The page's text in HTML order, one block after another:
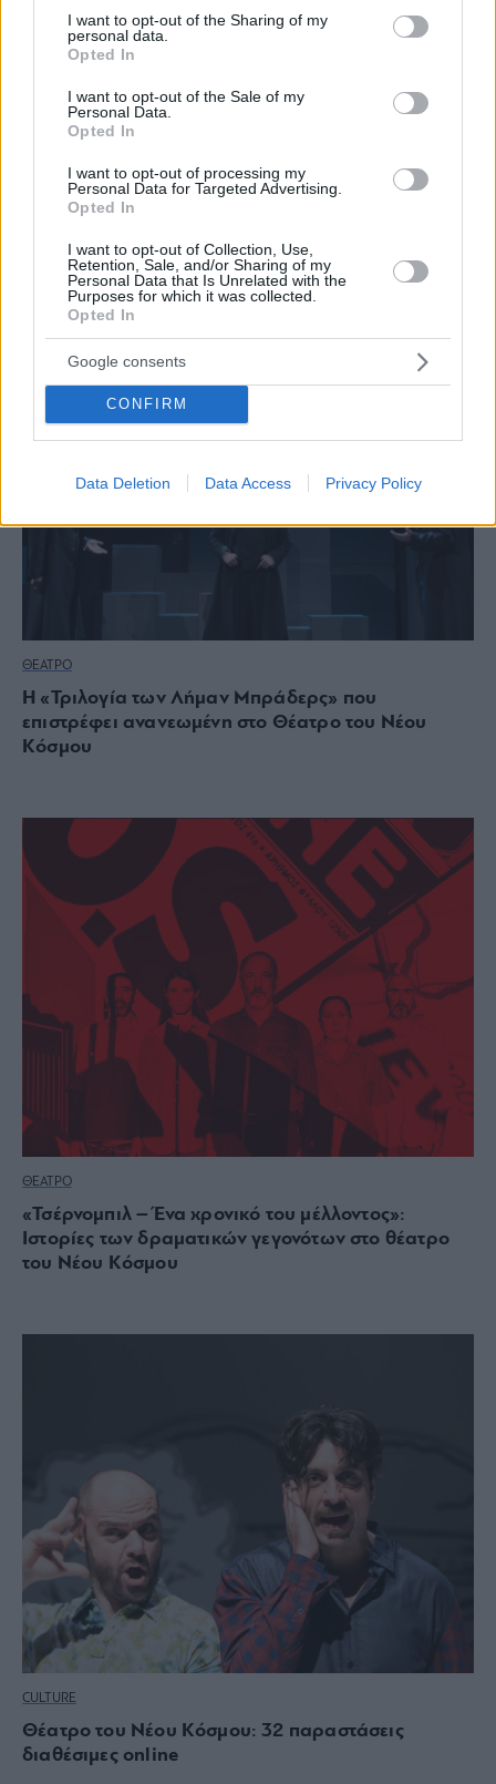
not limited to your visit or usage behaviour. You may click to
grant or deny consent to Google and its third-party tags to
use your data for below specified purposes in below Google
consent section.
I want to opt-out of the Sharing of my
personal data.
Opted In
I want to opt-out of the Sale of my
Personal Data.
Opted In
I want to opt-out of processing my
Personal Data for Targeted Advertising.
Opted In
I want to opt-out of Collection, Use,
Retention, Sale, and/or Sharing of my
Personal Data that Is Unrelated with the
Purposes for which it was collected.
Opted In
Google consents
CONFIRM
Data Deletion Data Access Privacy Policy
Θέατρο του Νέου Κόσμου: Το αναλυτικό
ΘΕΑΤΡΟ
Η «Τριλογία των Λήμαν Μπράδερς» που
επιστρέφει ανανεωμένη στο Θέατρο του Νέου
Κόσμου
ΘΕΑΤΡΟ
«Τσέρνομπιλ – Ένα χρονικό του μέλλοντος»:
Ιστορίες των δραματικών γεγονότων στο θέατρο
του Νέου Κόσμου
CULTURE
Θέατρο του Νέου Κόσμου: 32 παραστάσεις
διαθέσιμες online